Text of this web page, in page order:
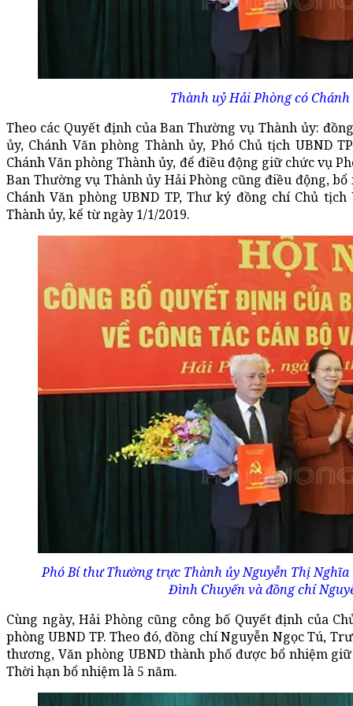
Thành uỷ Hải Phòng có
Theo các Quyết định của Ban Thường vụ Thành ủy:
ủy, Chánh Văn phòng Thành ủy, Phó Chủ tịch UBND
Chánh Văn phòng Thành ủy, để điều động giữ chức vụ
Ban Thường vụ Thành ủy Hải Phòng cũng điều động,
Chánh Văn phòng UBND TP, Thư ký đồng chí Chủ
Thành ủy, kể từ ngày 1/1/2019.
Phó Bí thư Thường trực Thành ủy Nguyễn Thị
Đình Chuyến và đồng chí
Cùng ngày, Hải Phòng cũng công bố Quyết định của
phòng UBND TP. Theo đó, đồng chí Nguyễn Ngọc Tú,
thương, Văn phòng UBND thành phố được bổ nhiệm
Thời hạn bổ nhiệm là 5 năm.